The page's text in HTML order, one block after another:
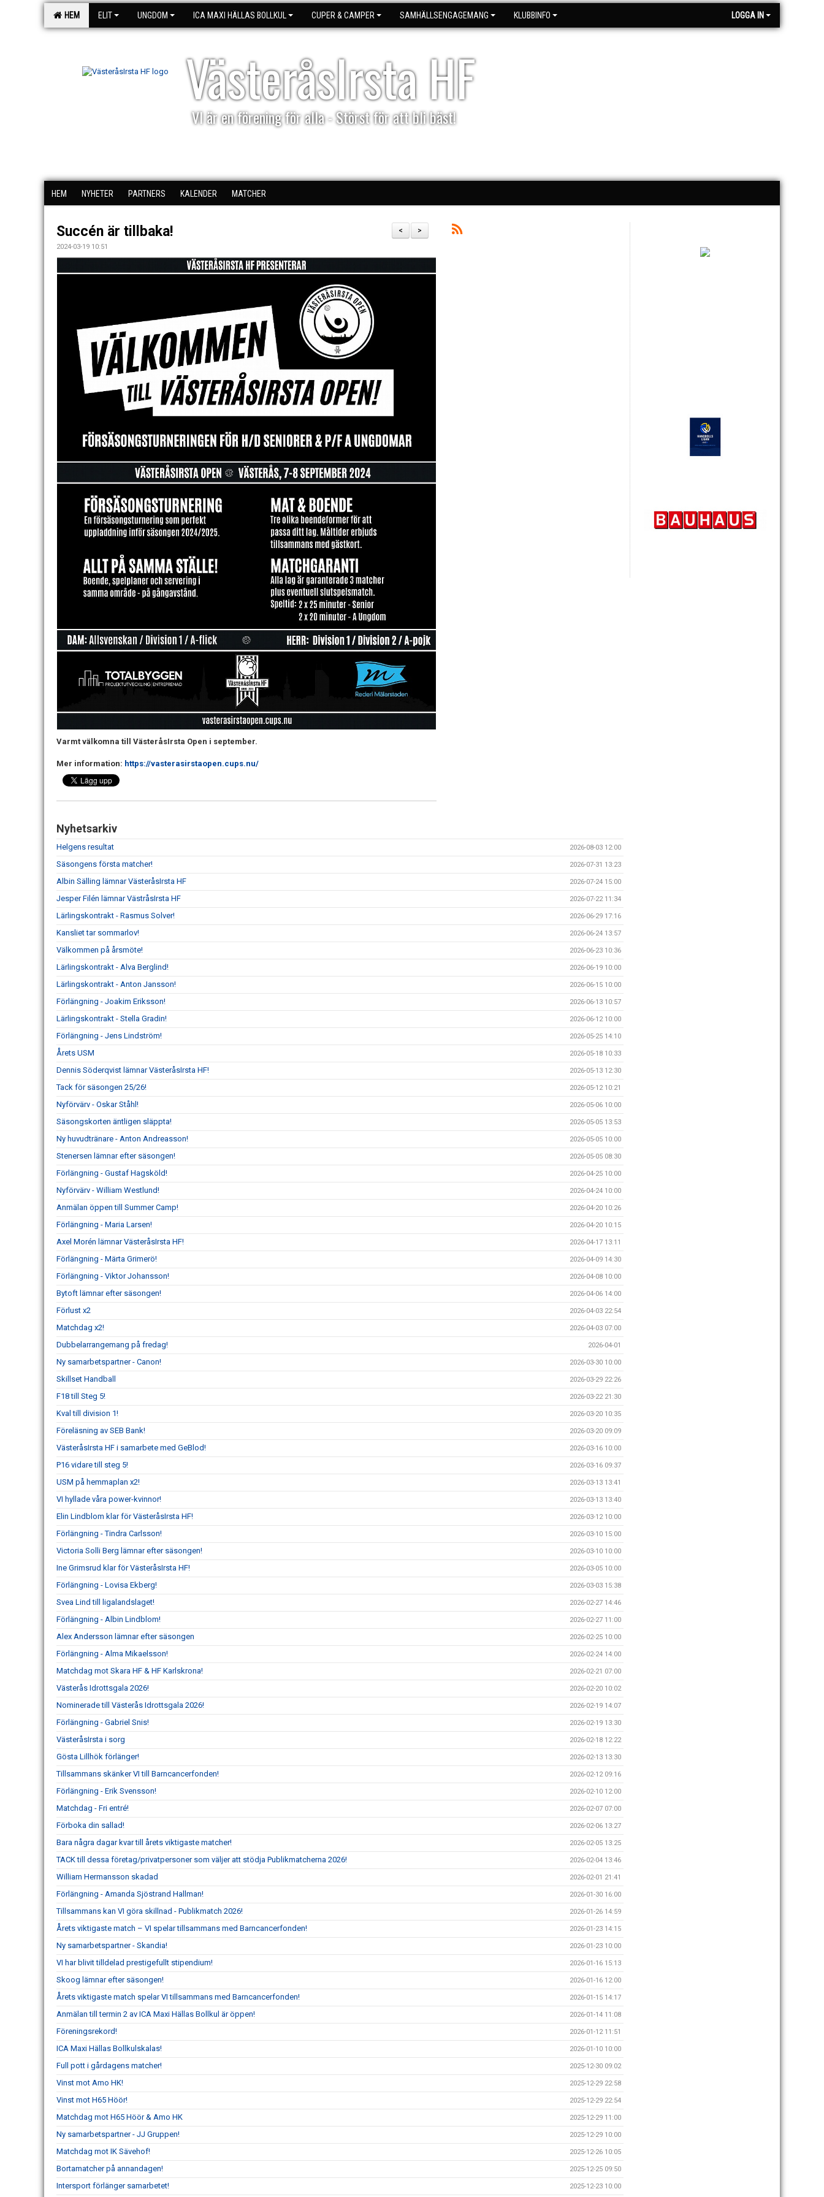
HEM ELIT UNGDOM ICA MAXI HÄLLAS BOLLKUL CUPER & CAMPER SAMHÄLLSENGAGEMANG KLUBBINFO LOGGA IN
VästeråsIrsta HF
VI är en förening för alla - Störst för att bli bäst!
HEM NYHETER PARTNERS KALENDER MATCHER
>
<
Succén är tillbaka!
2024-03-19 10:51
Varmt välkomna till VästeråsIrsta Open i september.
Mer information: https://vasterasirstaopen.cups.nu/
Nyhetsarkiv
Helgens resultat 2026-08-03 12:00
Säsongens första matcher! 2026-07-31 13:23
Albin Sälling lämnar VästeråsIrsta HF 2026-07-24 15:00
Jesper Filén lämnar VästråsIrsta HF 2026-07-22 11:34
Lärlingskontrakt - Rasmus Solver! 2026-06-29 17:16
Kansliet tar sommarlov! 2026-06-24 13:57
Välkommen på årsmöte! 2026-06-23 10:36
Lärlingskontrakt - Alva Berglind! 2026-06-19 10:00
Lärlingskontrakt - Anton Jansson! 2026-06-15 10:00
Förlängning - Joakim Eriksson! 2026-06-13 10:57
Lärlingskontrakt - Stella Gradin! 2026-06-12 10:00
Förlängning - Jens Lindström! 2026-05-25 14:10
Årets USM 2026-05-18 10:33
Dennis Söderqvist lämnar VästeråsIrsta HF! 2026-05-13 12:30
Tack för säsongen 25/26! 2026-05-12 10:21
Nyförvärv - Oskar Ståhl! 2026-05-06 10:00
Säsongskorten äntligen släppta! 2026-05-05 13:53
Ny huvudtränare - Anton Andreasson! 2026-05-05 10:00
Stenersen lämnar efter säsongen! 2026-05-05 08:30
Förlängning - Gustaf Hagsköld! 2026-04-25 10:00
Nyförvärv - William Westlund! 2026-04-24 10:00
Anmälan öppen till Summer Camp! 2026-04-20 10:26
Förlängning - Maria Larsen! 2026-04-20 10:15
Axel Morén lämnar VästeråsIrsta HF! 2026-04-17 13:11
Förlängning - Märta Grimerö! 2026-04-09 14:30
Förlängning - Viktor Johansson! 2026-04-08 10:00
Bytoft lämnar efter säsongen! 2026-04-06 14:00
Förlust x2 2026-04-03 22:54
Matchdag x2! 2026-04-03 07:00
Dubbelarrangemang på fredag! 2026-04-01
Ny samarbetspartner - Canon! 2026-03-30 10:00
Skillset Handball 2026-03-29 22:26
F18 till Steg 5! 2026-03-22 21:30
Kval till division 1! 2026-03-20 10:35
Föreläsning av SEB Bank! 2026-03-20 09:09
VästeråsIrsta HF i samarbete med GeBlod! 2026-03-16 10:00
P16 vidare till steg 5! 2026-03-16 09:37
USM på hemmaplan x2! 2026-03-13 13:41
VI hyllade våra power-kvinnor! 2026-03-13 13:40
Elin Lindblom klar för VästeråsIrsta HF! 2026-03-12 10:00
Förlängning - Tindra Carlsson! 2026-03-10 15:00
Victoria Solli Berg lämnar efter säsongen! 2026-03-10 10:00
Ine Grimsrud klar för VästeråsIrsta HF! 2026-03-05 10:00
Förlängning - Lovisa Ekberg! 2026-03-03 15:38
Svea Lind till ligalandslaget! 2026-02-27 14:46
Förlängning - Albin Lindblom! 2026-02-27 11:00
Alex Andersson lämnar efter säsongen 2026-02-25 10:00
Förlängning - Alma Mikaelsson! 2026-02-24 14:00
Matchdag mot Skara HF & HF Karlskrona! 2026-02-21 07:00
Västerås Idrottsgala 2026! 2026-02-20 10:02
Nominerade till Västerås Idrottsgala 2026! 2026-02-19 14:07
Förlängning - Gabriel Snis! 2026-02-19 13:30
VästeråsIrsta i sorg 2026-02-18 12:22
Gösta Lillhök förlänger! 2026-02-13 13:30
Tillsammans skänker VI till Barncancerfonden! 2026-02-12 09:16
Förlängning - Erik Svensson! 2026-02-10 12:00
Matchdag - Fri entré! 2026-02-07 07:00
Förboka din sallad! 2026-02-06 13:27
Bara några dagar kvar till årets viktigaste matcher! 2026-02-05 13:25
TACK till dessa företag/privatpersoner som väljer att stödja Publikmatcherna 2026! 2026-02-04 13:46
William Hermansson skadad 2026-02-01 21:41
Förlängning - Amanda Sjöstrand Hallman! 2026-01-30 16:00
Tillsammans kan VI göra skillnad - Publikmatch 2026! 2026-01-26 14:59
Årets viktigaste match – VI spelar tillsammans med Barncancerfonden! 2026-01-23 14:15
Ny samarbetspartner - Skandia! 2026-01-23 10:00
VI har blivit tilldelad prestigefullt stipendium! 2026-01-16 15:13
Skoog lämnar efter säsongen! 2026-01-16 12:00
Årets viktigaste match spelar VI tillsammans med Barncancerfonden! 2026-01-15 14:17
Anmälan till termin 2 av ICA Maxi Hällas Bollkul är öppen! 2026-01-14 11:08
Föreningsrekord! 2026-01-12 11:51
ICA Maxi Hällas Bollkulskalas! 2026-01-10 10:00
Full pott i gårdagens matcher! 2025-12-30 09:02
Vinst mot Amo HK! 2025-12-29 22:58
Vinst mot H65 Höör! 2025-12-29 22:54
Matchdag mot H65 Höör & Amo HK 2025-12-29 11:00
Ny samarbetspartner - JJ Gruppen! 2025-12-29 10:00
Matchdag mot IK Sävehof! 2025-12-26 10:05
Bortamatcher på annandagen! 2025-12-25 09:50
Intersport förlänger samarbetet! 2025-12-23 10:00